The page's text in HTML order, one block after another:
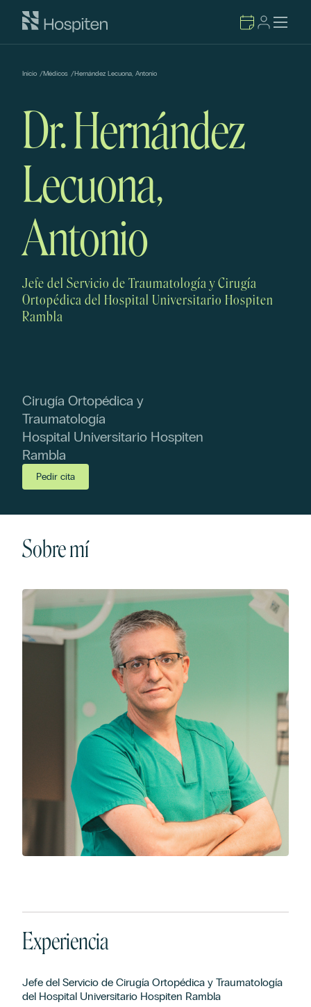
Inicio /Médicos /Hernández Lecuona, Antonio
Dr. Hernández
Lecuona,
Antonio
Jefe del Servicio de Traumatología y Cirugía
Ortopédica del Hospital Universitario Hospiten
Rambla
Cirugía Ortopédica y
Traumatología
Hospital Universitario Hospiten
Rambla
Pedir cita
Sobre mí
Experiencia
Jefe del Servicio de Cirugía Ortopédica y Traumatología
del Hospital Universitario Hospiten Rambla